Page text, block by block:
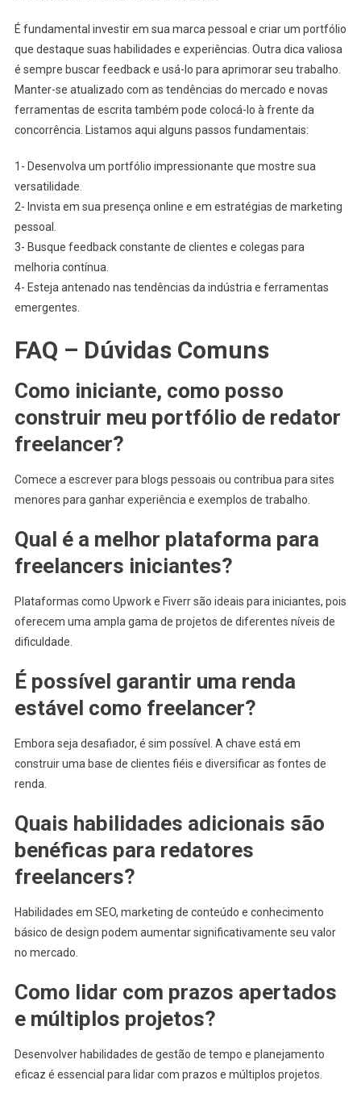
É fundamental investir em sua marca pessoal e criar um portfólio
que destaque suas habilidades e experiências. Outra dica valiosa
é sempre buscar feedback e usá-lo para aprimorar seu trabalho.
Manter-se atualizado com as tendências do mercado e novas
ferramentas de escrita também pode colocá-lo à frente da
concorrência. Listamos aqui alguns passos fundamentais:
1- Desenvolva um portfólio impressionante que mostre sua
versatilidade.
2- Invista em sua presença online e em estratégias de marketing
pessoal.
3- Busque feedback constante de clientes e colegas para
melhoria contínua.
4- Esteja antenado nas tendências da indústria e ferramentas
emergentes.
FAQ – Dúvidas Comuns
Como iniciante, como posso
construir meu portfólio de redator
freelancer?
Comece a escrever para blogs pessoais ou contribua para sites
menores para ganhar experiência e exemplos de trabalho.
Qual é a melhor plataforma para
freelancers iniciantes?
Plataformas como Upwork e Fiverr são ideais para iniciantes, pois
oferecem uma ampla gama de projetos de diferentes níveis de
dificuldade.
É possível garantir uma renda
estável como freelancer?
Embora seja desafiador, é sim possível. A chave está em
construir uma base de clientes fiéis e diversificar as fontes de
renda.
Quais habilidades adicionais são
benéficas para redatores
freelancers?
Habilidades em SEO, marketing de conteúdo e conhecimento
básico de design podem aumentar significativamente seu valor
no mercado.
Como lidar com prazos apertados
e múltiplos projetos?
Desenvolver habilidades de gestão de tempo e planejamento
eficaz é essencial para lidar com prazos e múltiplos projetos.